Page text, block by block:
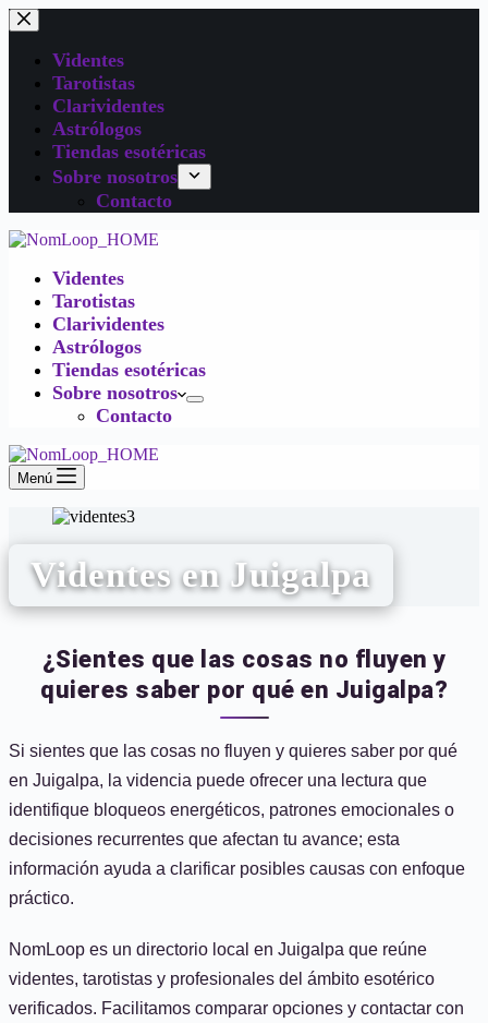
Videntes
Tarotistas
Clarividentes
Astrólogos
Tiendas esotéricas
Sobre nosotros
Contacto
Videntes
Tarotistas
Clarividentes
Astrólogos
Tiendas esotéricas
Sobre nosotros
Contacto
Menú
Videntes en Juigalpa
¿Sientes que las cosas no fluyen y
quieres saber por qué en Juigalpa?
Si sientes que las cosas no fluyen y quieres saber por qué
en Juigalpa, la videncia puede ofrecer una lectura que
identifique bloqueos energéticos, patrones emocionales o
decisiones recurrentes que afectan tu avance; esta
información ayuda a clarificar posibles causas con enfoque
práctico.
NomLoop es un directorio local en Juigalpa que reúne
videntes, tarotistas y profesionales del ámbito esotérico
verificados. Facilitamos comparar opciones y contactar con